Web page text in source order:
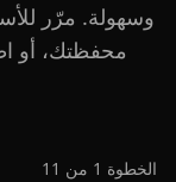
وسهولة. مرّر
محفظتك، أو
الخطوة 1 من 11